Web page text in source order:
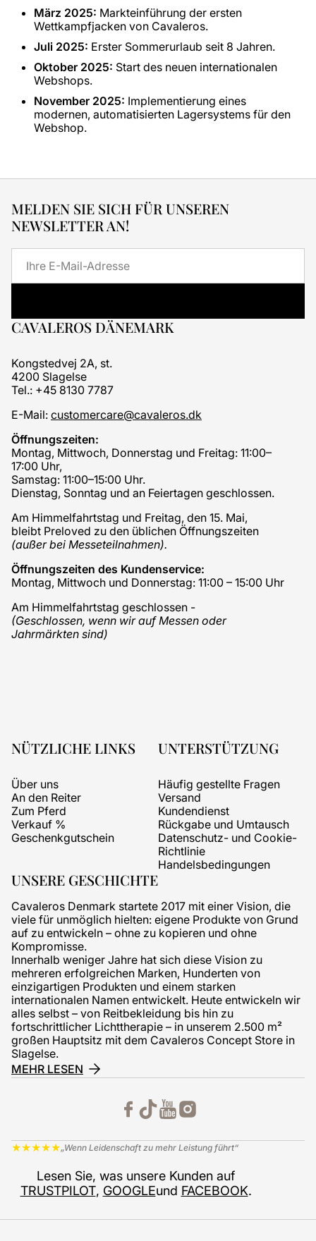
März 2025: Markteinführung der ersten
Wettkampfjacken von Cavaleros.
Juli 2025: Erster Sommerurlaub seit 8 Jahren.
Oktober 2025: Start des neuen internationalen
Webshops.
November 2025: Implementierung eines
modernen, automatisierten Lagersystems für den
Webshop.
UNSERE GESCHICHTE
Cavaleros Denmark startete 2017 mit einer Vision, die
viele für unmöglich hielten: eigene Produkte von Grund
auf zu entwickeln – ohne zu kopieren und ohne
Kompromisse.
Innerhalb weniger Jahre hat sich diese Vision zu
mehreren erfolgreichen Marken, Hunderten von
einzigartigen Produkten und einem starken
internationalen Namen entwickelt. Heute entwickeln wir
alles selbst – von Reitbekleidung bis hin zu
fortschrittlicher Lichttherapie – in unserem 2.500 m²
großen Hauptsitz mit dem Cavaleros Concept Store in
Slagelse.
MEHR LESEN
★★★★★„Wenn Leidenschaft zu mehr Leistung führt“
Lesen Sie, was unsere Kunden auf
TRUSTPILOT, GOOGLEund FACEBOOK.
MELDEN SIE SICH FÜR UNSEREN
NEWSLETTER AN!
Mail
CAVALEROS DÄNEMARK
Kongstedvej 2A, st.
4200 Slagelse
Tel.: +45 8130 7787
E-Mail: customercare@cavaleros.dk
Öffnungszeiten:
Montag, Mittwoch, Donnerstag und Freitag: 11:00–
17:00 Uhr,
Samstag: 11:00–15:00 Uhr.
Dienstag, Sonntag und an Feiertagen geschlossen.
Am Himmelfahrtstag und Freitag, den 15. Mai,
bleibt Preloved zu den üblichen Öffnungszeiten
(außer bei Messeteilnahmen).
Öffnungszeiten des Kundenservice:
Montag, Mittwoch und Donnerstag: 11:00 – 15:00 Uhr
Am Himmelfahrtstag geschlossen -
(Geschlossen, wenn wir auf Messen oder
Jahrmärkten sind)
NÜTZLICHE LINKS
Über uns
An den Reiter
Zum Pferd
Verkauf %
Geschenkgutschein
UNTERSTÜTZUNG
Häufig gestellte Fragen
Versand
Kundendienst
Rückgabe und Umtausch
Datenschutz- und Cookie-
Richtlinie
Handelsbedingungen